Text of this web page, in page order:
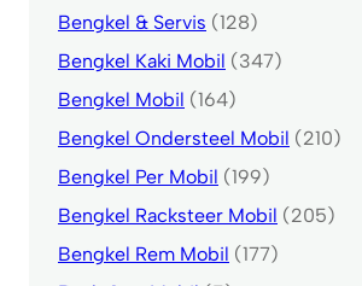
Bengkel & Servis (128)
Bengkel Kaki Mobil (347)
Bengkel Mobil (164)
Bengkel Ondersteel Mobil (210)
Bengkel Per Mobil (199)
Bengkel Racksteer Mobil (205)
Bengkel Rem Mobil (177)